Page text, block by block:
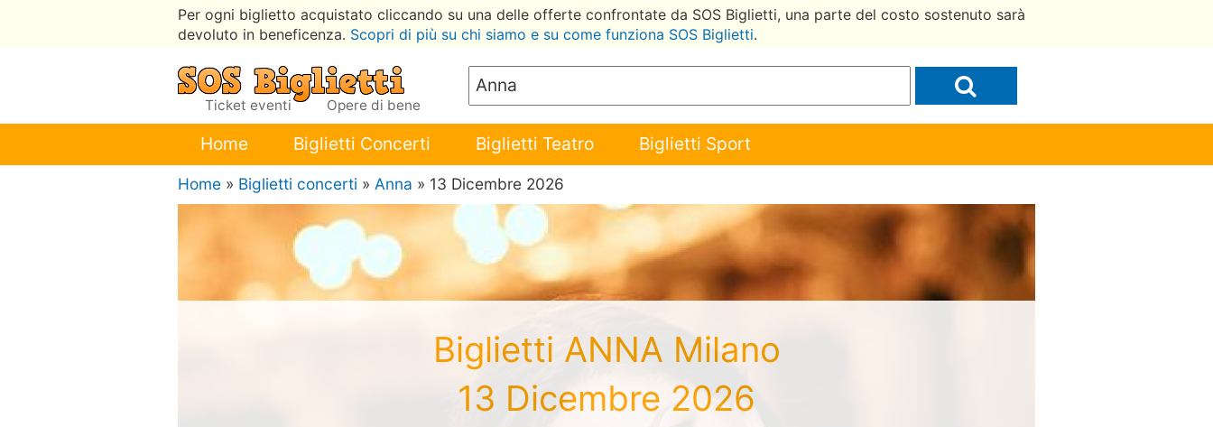
Per ogni biglietto acquistato cliccando su una delle offerte confrontate da SOS Biglietti, una parte del costo sostenuto sarà
devoluto in beneficenza. Scopri di più su chi siamo e su come funziona SOS Biglietti.
Ticket eventi Opere di bene
Home Biglietti Concerti Biglietti Teatro Biglietti Sport
Home » Biglietti concerti » Anna » 13 Dicembre 2026
Biglietti ANNA Milano
13 Dicembre 2026